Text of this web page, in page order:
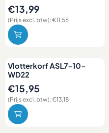
Prijs: 13,99, exclusief btw: 11,56
€13,99
(Prijs excl. btw):€11,56
Vlotterkorf ASL7-10-
WD22
Prijs: 15,95, exclusief btw: 13,18
€15,95
(Prijs excl. btw):€13,18